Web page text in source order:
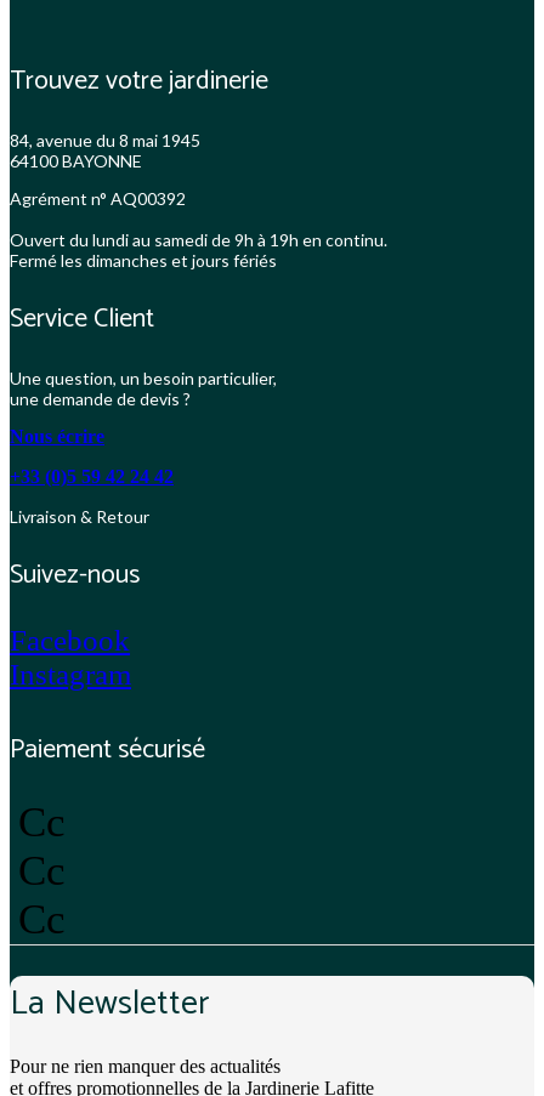
Trouvez votre jardinerie
84, avenue du 8 mai 1945
64100 BAYONNE
Agrément n° AQ00392
Ouvert du lundi au samedi de 9h à 19h en continu.
Fermé les dimanches et jours fériés
Service Client
Une question, un besoin particulier,
une demande de devis ?
Nous écrire
+33 (0)5 59 42 24 42
Livraison & Retour
Suivez-nous
Facebook
Instagram
Paiement sécurisé
Cc
Cc
Cc
La Newsletter
Pour ne rien manquer des actualités
et offres promotionnelles de la Jardinerie Lafitte